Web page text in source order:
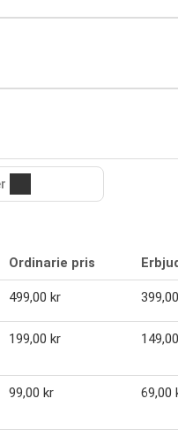
Ordinarie pris
499,00 kr
199,00 kr
99,00 kr 69,00